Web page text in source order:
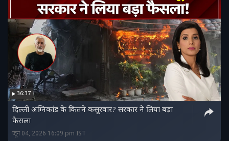
36:37
दिल्ली अग्निकांड के कितने कसूरवार? सरकार ने लिया बड़ा
फैसला
जून 04, 2026 16:09 pm IST